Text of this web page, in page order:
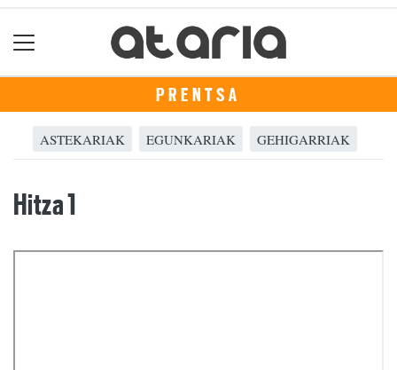
PRENTSA
ASTEKARIAK EGUNKARIAK GEHIGARRIAK
Hitza 1